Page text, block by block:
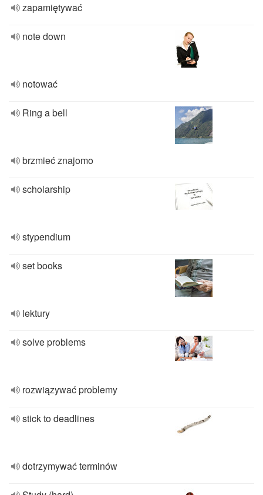
zapamiętywać
note down
notować
Ring a bell
brzmieć znajomo
scholarship
stypendium
set books
lektury
solve problems
rozwiązywać problemy
stick to deadlines
dotrzymywać terminów